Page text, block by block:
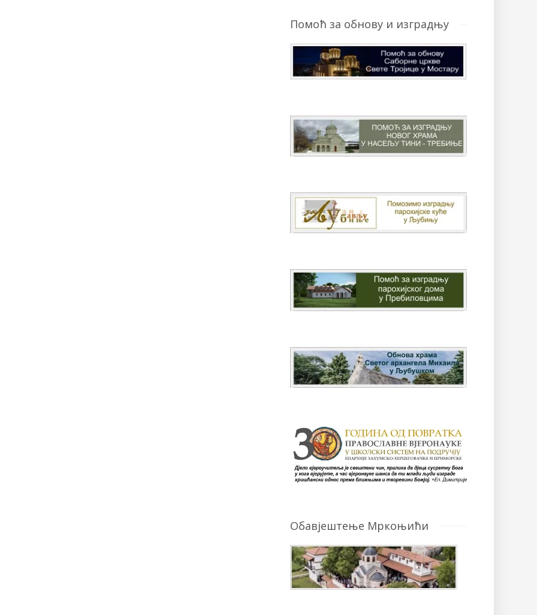
Помоћ за обнову и изградњу
Обавјештење Мркоњићи